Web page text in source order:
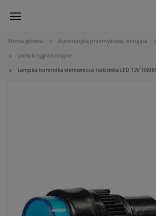
Strona główna Automatyka przemysłowa, sterująca
Lampki sygnalizacyjne
Lampka kontrolka sterownicza niebieska LED 12V 10MM